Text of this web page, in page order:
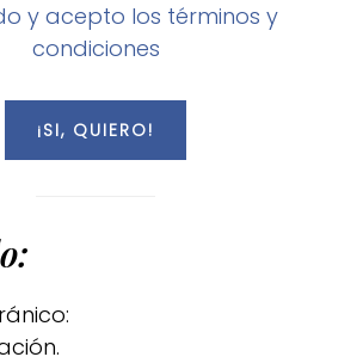
y acepto los términos y
condiciones